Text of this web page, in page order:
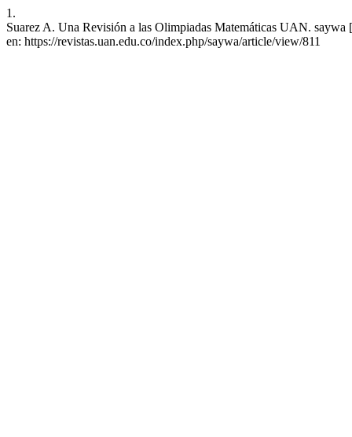
1.
Suarez A. Una Revisión a las Olimpiadas Matemáticas UAN.
en: https://revistas.uan.edu.co/index.php/saywa/article/view/811